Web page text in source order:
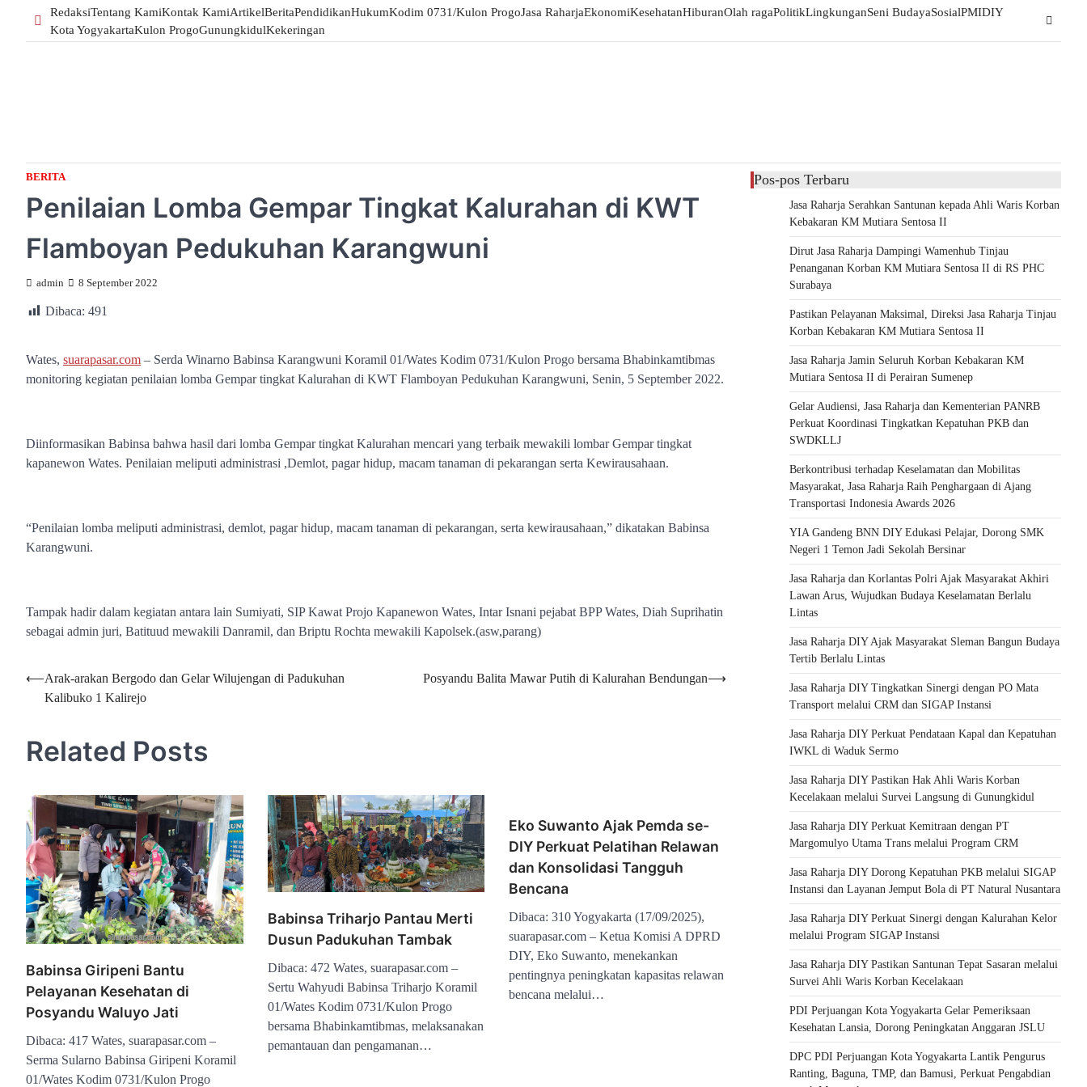
RedaksiTentang KamiKontak KamiArtikelBeritaPendidikanHukumKodim 0731/Kulon ProgoJasa RaharjaEkonomiKesehatanHiburanOlah ragaPolitikLingkunganSeni BudayaSosialPMIDIY
Kota YogyakartaKulon ProgoGunungkidulKekeringan
BERITA
Penilaian Lomba Gempar Tingkat Kalurahan di KWT
Flamboyan Pedukuhan Karangwuni
admin 8 September 2022
Dibaca: 491
Wates, suarapasar.com – Serda Winarno Babinsa Karangwuni Koramil 01/Wates Kodim 0731/Kulon Progo bersama Bhabinkamtibmas
monitoring kegiatan penilaian lomba Gempar tingkat Kalurahan di KWT Flamboyan Pedukuhan Karangwuni, Senin, 5 September 2022.
Diinformasikan Babinsa bahwa hasil dari lomba Gempar tingkat Kalurahan mencari yang terbaik mewakili lombar Gempar tingkat
kapanewon Wates. Penilaian meliputi administrasi ,Demlot, pagar hidup, macam tanaman di pekarangan serta Kewirausahaan.
“Penilaian lomba meliputi administrasi, demlot, pagar hidup, macam tanaman di pekarangan, serta kewirausahaan,” dikatakan Babinsa
Karangwuni.
Tampak hadir dalam kegiatan antara lain Sumiyati, SIP Kawat Projo Kapanewon Wates, Intar Isnani pejabat BPP Wates, Diah Suprihatin
sebagai admin juri, Batituud mewakili Danramil, dan Briptu Rochta mewakili Kapolsek.(asw,parang)
Navigasi
pos
⟵Arak-arakan Bergodo dan Gelar Wilujengan di Padukuhan
Kalibuko 1 Kalirejo
Posyandu Balita Mawar Putih di Kalurahan Bendungan⟶
Related Posts
Babinsa Giripeni Bantu
Pelayanan Kesehatan di
Posyandu Waluyo Jati
Dibaca: 417 Wates, suarapasar.com –
Serma Sularno Babinsa Giripeni Koramil
01/Wates Kodim 0731/Kulon Progo
Babinsa Triharjo Pantau Merti
Dusun Padukuhan Tambak
Dibaca: 472 Wates, suarapasar.com –
Sertu Wahyudi Babinsa Triharjo Koramil
01/Wates Kodim 0731/Kulon Progo
bersama Bhabinkamtibmas, melaksanakan
pemantauan dan pengamanan…
Eko Suwanto Ajak Pemda se-
DIY Perkuat Pelatihan Relawan
dan Konsolidasi Tangguh
Bencana
Dibaca: 310 Yogyakarta (17/09/2025),
suarapasar.com – Ketua Komisi A DPRD
DIY, Eko Suwanto, menekankan
pentingnya peningkatan kapasitas relawan
bencana melalui…
Pos-pos Terbaru
Jasa Raharja Serahkan Santunan kepada Ahli Waris Korban
Kebakaran KM Mutiara Sentosa II
Dirut Jasa Raharja Dampingi Wamenhub Tinjau
Penanganan Korban KM Mutiara Sentosa II di RS PHC
Surabaya
Pastikan Pelayanan Maksimal, Direksi Jasa Raharja Tinjau
Korban Kebakaran KM Mutiara Sentosa II
Jasa Raharja Jamin Seluruh Korban Kebakaran KM
Mutiara Sentosa II di Perairan Sumenep
Gelar Audiensi, Jasa Raharja dan Kementerian PANRB
Perkuat Koordinasi Tingkatkan Kepatuhan PKB dan
SWDKLLJ
Berkontribusi terhadap Keselamatan dan Mobilitas
Masyarakat, Jasa Raharja Raih Penghargaan di Ajang
Transportasi Indonesia Awards 2026
YIA Gandeng BNN DIY Edukasi Pelajar, Dorong SMK
Negeri 1 Temon Jadi Sekolah Bersinar
Jasa Raharja dan Korlantas Polri Ajak Masyarakat Akhiri
Lawan Arus, Wujudkan Budaya Keselamatan Berlalu
Lintas
Jasa Raharja DIY Ajak Masyarakat Sleman Bangun Budaya
Tertib Berlalu Lintas
Jasa Raharja DIY Tingkatkan Sinergi dengan PO Mata
Transport melalui CRM dan SIGAP Instansi
Jasa Raharja DIY Perkuat Pendataan Kapal dan Kepatuhan
IWKL di Waduk Sermo
Jasa Raharja DIY Pastikan Hak Ahli Waris Korban
Kecelakaan melalui Survei Langsung di Gunungkidul
Jasa Raharja DIY Perkuat Kemitraan dengan PT
Margomulyo Utama Trans melalui Program CRM
Jasa Raharja DIY Dorong Kepatuhan PKB melalui SIGAP
Instansi dan Layanan Jemput Bola di PT Natural Nusantara
Jasa Raharja DIY Perkuat Sinergi dengan Kalurahan Kelor
melalui Program SIGAP Instansi
Jasa Raharja DIY Pastikan Santunan Tepat Sasaran melalui
Survei Ahli Waris Korban Kecelakaan
PDI Perjuangan Kota Yogyakarta Gelar Pemeriksaan
Kesehatan Lansia, Dorong Peningkatan Anggaran JSLU
DPC PDI Perjuangan Kota Yogyakarta Lantik Pengurus
Ranting, Baguna, TMP, dan Bamusi, Perkuat Pengabdian